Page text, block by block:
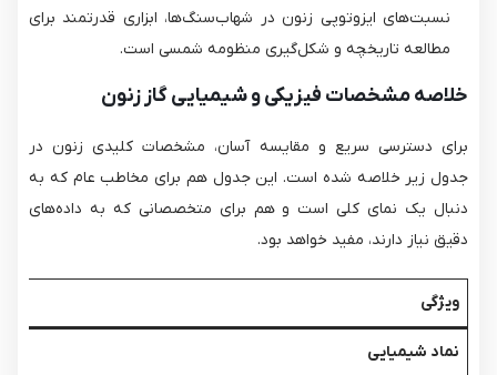
نسبت‌های ایزوتوپی زنون در شهاب‌سنگ‌ها، ابزاری قدرتمند برای
مطالعه تاریخچه و شکل‌گیری منظومه شمسی است.
خلاصه مشخصات فیزیکی و شیمیایی گاز زنون
برای دسترسی سریع و مقایسه آسان، مشخصات کلیدی زنون در
جدول زیر خلاصه شده است. این جدول هم برای مخاطب عام که به
دنبال یک نمای کلی است و هم برای متخصصانی که به داده‌های
دقیق نیاز دارند، مفید خواهد بود.
ویژگی
نماد شیمیایی